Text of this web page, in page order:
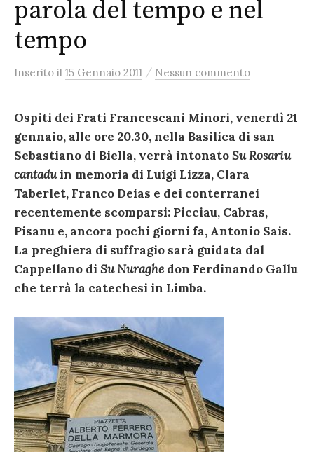
parola del tempo e nel
tempo
Inserito il 15 Gennaio 2011 / Nessun commento
Ospiti dei Frati Francescani Minori, venerdì 21
gennaio, alle ore 20.30, nella Basilica di san
Sebastiano di Biella, verrà intonatoSu Rosariu
cantaduin memoria di Luigi Lizza, Clara
Taberlet, Franco Deias e dei conterranei
recentemente scomparsi: Picciau, Cabras,
Pisanu e, ancora pochi giorni fa, Antonio Sais.
La preghiera di suffragio sarà guidata dal
Cappellano di Su Nuraghe don Ferdinando Gallu
che terrà la catechesi in Limba.